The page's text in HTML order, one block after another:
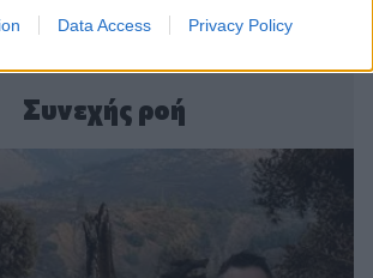
Data Access Privacy Policy
Συνεχής ροή